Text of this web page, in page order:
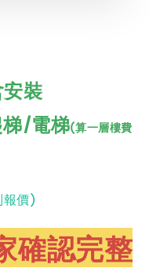
裝
/電梯(算一層樓費
報價)
確認完整